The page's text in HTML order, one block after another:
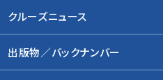
クルーズニュース
出版物／バックナンバー